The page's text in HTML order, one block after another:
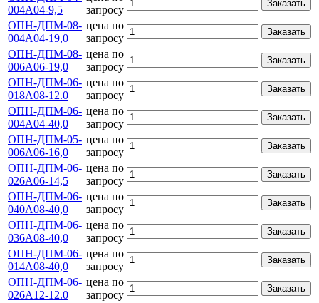
004А04-9,5
запросу
Заказать
ОПН-ДПМ-08-
004А04-19,0
цена по
запросу
Заказать
ОПН-ДПМ-08-
006А06-19,0
цена по
запросу
Заказать
ОПН-ДПМ-06-
018А08-12.0
цена по
запросу
Заказать
ОПН-ДПМ-06-
004А04-40,0
цена по
запросу
Заказать
ОПН-ДПМ-05-
006А06-16,0
цена по
запросу
Заказать
ОПН-ДПМ-06-
026А06-14,5
цена по
запросу
Заказать
ОПН-ДПМ-06-
040А08-40,0
цена по
запросу
Заказать
ОПН-ДПМ-06-
036А08-40,0
цена по
запросу
Заказать
ОПН-ДПМ-06-
014А08-40,0
цена по
запросу
Заказать
ОПН-ДПМ-06-
026А12-12.0
цена по
запросу
Заказать